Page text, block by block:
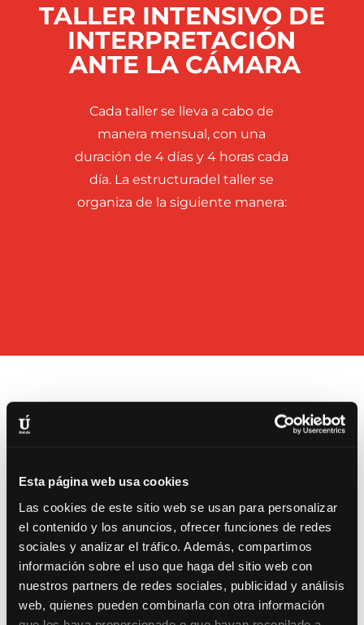
Esta página web usa cookies
Las cookies de este sitio web se usan para personalizar
el contenido y los anuncios, ofrecer funciones de redes
sociales y analizar el tráfico. Además, compartimos
información sobre el uso que haga del sitio web con
nuestros partners de redes sociales, publicidad y análisis
web, quienes pueden combinarla con otra información
TALLER INTENSIVO DE
INTERPRETACIÓN
ANTE LA CÁMARA
Cada taller se lleva a cabo de
manera mensual, con una
duración de 4 días y 4 horas cada
día. La estructuradel taller se
organiza de la siguiente manera:
motivación del personaje y hacer una
interpretación auténtica. Incluye ejercicios
prácticos y discusión en grupo para
profundizar en el texto.
 DÍA 2: PRACTICE DAY
Realiza ensayos intensivos de todas las